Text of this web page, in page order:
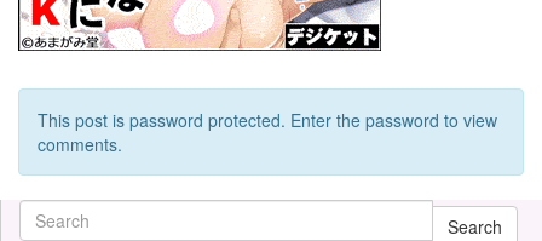
This post is password protected. Enter the password to view
comments.
Search